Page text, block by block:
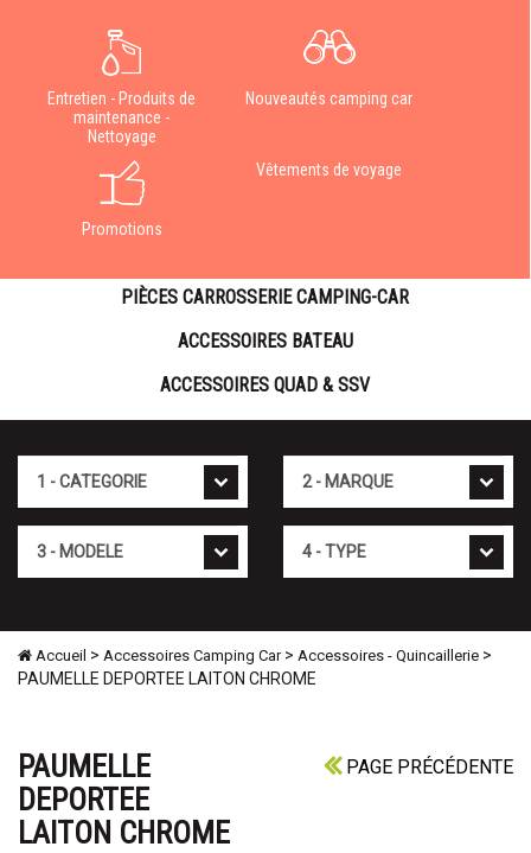
Entretien - Produits de
maintenance -
Nettoyage
Nouveautés camping car
Promotions
Vêtements de voyage
PIÈCES CARROSSERIE CAMPING-CAR
ACCESSOIRES BATEAU
ACCESSOIRES QUAD & SSV
Accueil > Accessoires Camping Car> Accessoires - Quincaillerie >
PAUMELLE DEPORTEE LAITON CHROME
PAGE PRÉCÉDENTE
PAUMELLE
DEPORTEE
LAITON CHROME